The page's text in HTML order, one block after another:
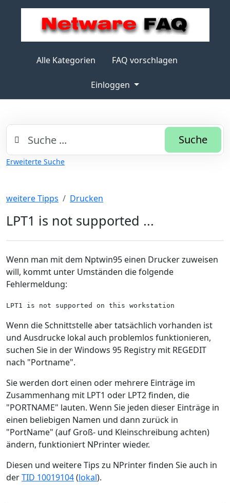
Alle Kategorien FAQ vorschlagen
Einloggen
Suche
Erweiterte Suche
weitere Tipps Drucken
LPT1 is not supported ...
Wenn man mit dem Nptwin95 einen Drucker zuweisen
will, kommt unter Umständen die folgende
Fehlermeldung:
LPT1 is not supported on this workstation
Wenn die Schnittstelle aber tatsächlich vorhanden ist
und Ausdrucke lokal auch problemlos funktionieren,
suchen Sie in der Windows 95 Registry mit REGEDIT
nach "Portname".
Sie werden dort einen oder mehrere Einträge im
Zusammenhang mit LPT1 oder LPT2 finden, die
"PORTNAME" lauten. Wenn Sie jeden dieser Einträge in
einen beliebigen Namen und dann zurück in
"PortName" (auf Groß- und Kleinschreibung achten)
ändern, funktioniert NPrinter wieder.
Diesen und weitere Tips zu NPrinter finden Sie auch in
derTID 10019104(lokal).